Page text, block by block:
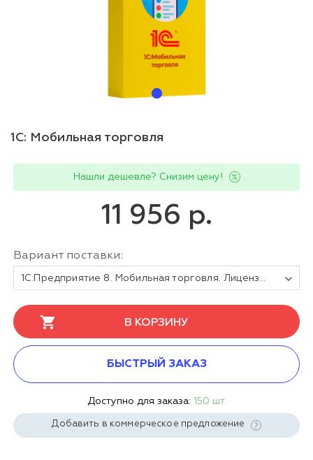
1С: Мобильная торговля
Нашли дешевле? Снизим цену!
11 956 р.
Вариант поставки:
1С:Предприятие 8. Мобильная торговля. Лицензия на 1 устройство
В КОРЗИНУ
БЫСТРЫЙ ЗАКАЗ
Доступно для заказа: 150 шт.
Добавить в коммерческое предложение